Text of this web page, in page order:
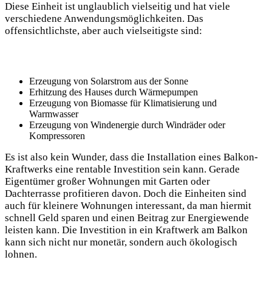
Diese Einheit ist unglaublich vielseitig und hat viele
verschiedene Anwendungsmöglichkeiten. Das
offensichtlichste, aber auch vielseitigste sind:
Erzeugung von Solarstrom aus der Sonne
Erhitzung des Hauses durch Wärmepumpen
Erzeugung von Biomasse für Klimatisierung und
Warmwasser
Erzeugung von Windenergie durch Windräder oder
Kompressoren
Es ist also kein Wunder, dass die Installation eines Balkon-
Kraftwerks eine rentable Investition sein kann. Gerade
Eigentümer großer Wohnungen mit Garten oder
Dachterrasse profitieren davon. Doch die Einheiten sind
auch für kleinere Wohnungen interessant, da man hiermit
schnell Geld sparen und einen Beitrag zur Energiewende
leisten kann. Die Investition in ein Kraftwerk am Balkon
kann sich nicht nur monetär, sondern auch ökologisch
lohnen.